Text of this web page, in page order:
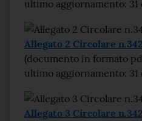
ultimo aggiornamento: 31
Allegato 2 Circolare
(documento in formato
ultimo aggiornamento: 31
Allegato 3 Circolare